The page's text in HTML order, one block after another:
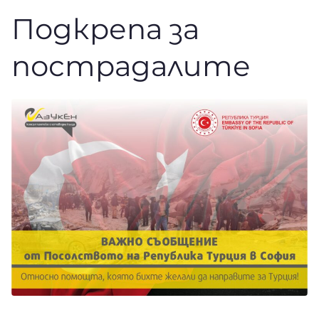
Подкрепа за
пострадалите